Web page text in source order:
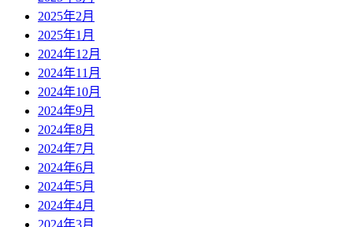
2025年2月
2025年1月
2024年12月
2024年11月
2024年10月
2024年9月
2024年8月
2024年7月
2024年6月
2024年5月
2024年4月